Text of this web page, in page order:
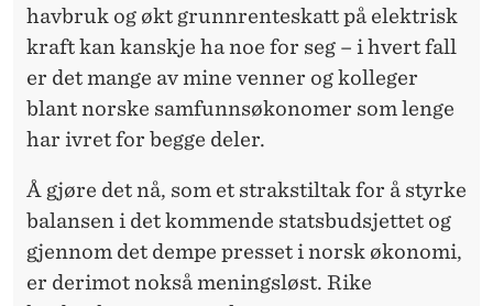
havbruk og økt grunnrenteskatt på elektrisk
kraft kan kanskje ha noe for seg – i hvert fall
er det mange av mine venner og kolleger
blant norske samfunnsøkonomer som lenge
har ivret for begge deler.
Å gjøre det nå, som et strakstiltak for å styrke
balansen i det kommende statsbudsjettet og
gjennom det dempe presset i norsk økonomi,
er derimot nokså meningsløst. Rike